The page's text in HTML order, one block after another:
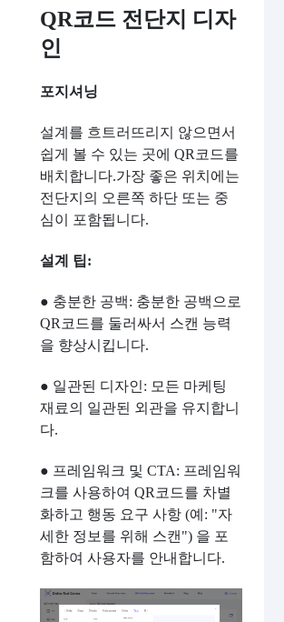
QR코드 전단지 디자
인
포지셔닝
설계를 흐트러뜨리지 않으면서
쉽게 볼 수 있는 곳에 QR코드를
배치합니다.가장 좋은 위치에는
전단지의 오른쪽 하단 또는 중
심이 포함됩니다.
설계 팁:
● 충분한 공백: 충분한 공백으로
QR코드를 둘러싸서 스캔 능력
을 향상시킵니다.
● 일관된 디자인: 모든 마케팅
재료의 일관된 외관을 유지합니
다.
● 프레임워크 및 CTA: 프레임워
크를 사용하여 QR코드를 차별
화하고 행동 요구 사항 (예: "자
세한 정보를 위해 스캔") 을 포
함하여 사용자를 안내합니다.